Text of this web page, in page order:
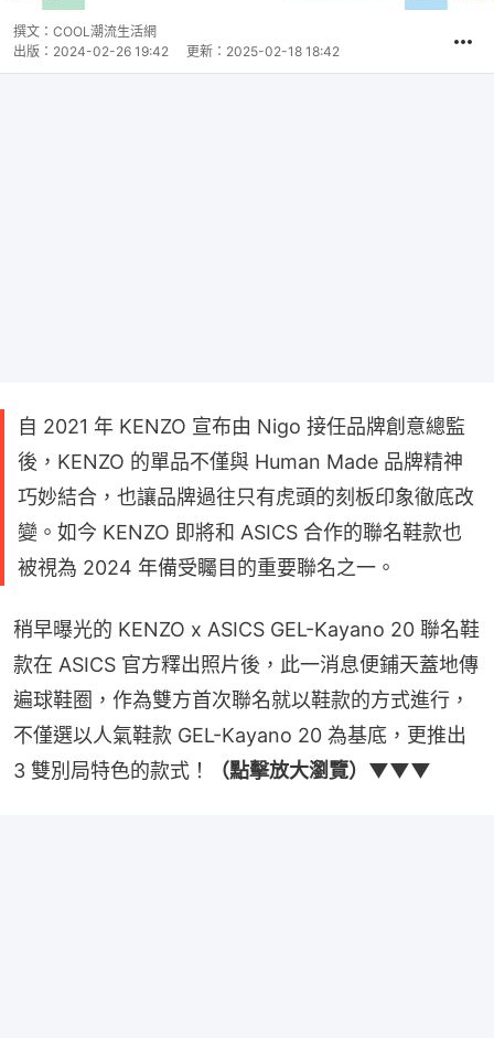
撰文： COOL潮流生活網
出版： 2024-02-26 19:42 更新： 2025-02-18 18:42
自 2021 年 KENZO 宣布由 Nigo 接任品牌創意總監
後，KENZO 的單品不僅與 Human Made 品牌精神
巧妙結合，也讓品牌過往只有虎頭的刻板印象徹底改
變。如今 KENZO 即將和 ASICS 合作的聯名鞋款也
被視為 2024 年備受矚目的重要聯名之一。
稍早曝光的 KENZO x ASICS GEL-Kayano 20 聯名鞋
款在 ASICS 官方釋出照片後，此一消息便鋪天蓋地傳
遍球鞋圈，作為雙方首次聯名就以鞋款的方式進行，
不僅選以人氣鞋款 GEL-Kayano 20 為基底，更推出
3 雙別局特色的款式！
（點擊放大瀏覽）▼▼▼